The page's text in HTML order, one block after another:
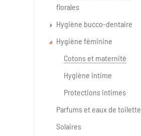
florales
Hygiène bucco-dentaire
Hygiène féminine
Cotons et maternité
Hygiène intime
Protections intimes
Parfums et eaux de toilette
Solaires